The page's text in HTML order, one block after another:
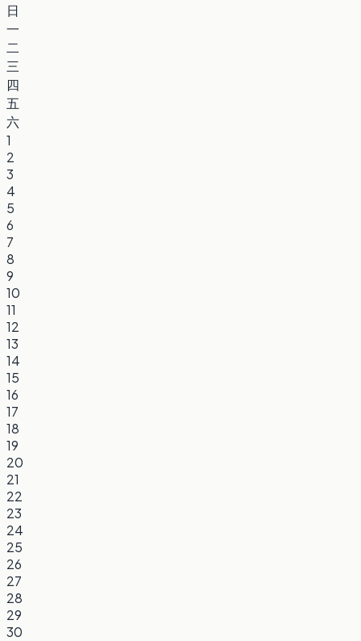
日
一
二
三
四
五
六
1
2
3
4
5
6
7
8
9
10
11
12
13
14
15
16
17
18
19
20
21
22
23
24
25
26
27
28
29
30